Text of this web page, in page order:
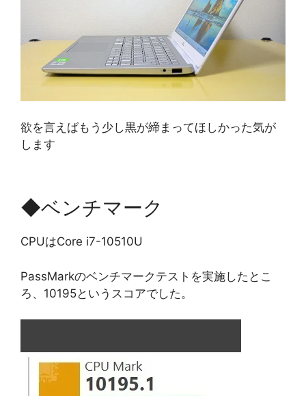
欲を言えばもう少し黒が締まってほしかった気が
します
◆ベンチマーク
CPUはCore i7-10510U
PassMarkのベンチマークテストを実施したとこ
ろ、10195というスコアでした。